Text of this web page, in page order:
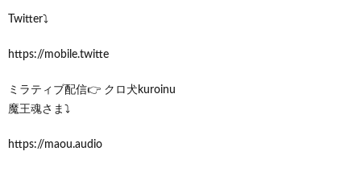
Twitter⤵︎
https://mobile.twitte
ミラティブ配信👉 クロ犬kuroinu
魔王魂さま⤵︎ ︎
https://maou.audio